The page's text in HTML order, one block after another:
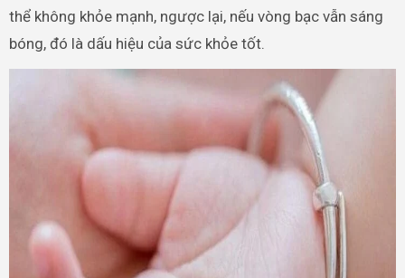
thể không khỏe mạnh, ngược lại, nếu vòng bạc vẫn sáng
bóng, đó là dấu hiệu của sức khỏe tốt.